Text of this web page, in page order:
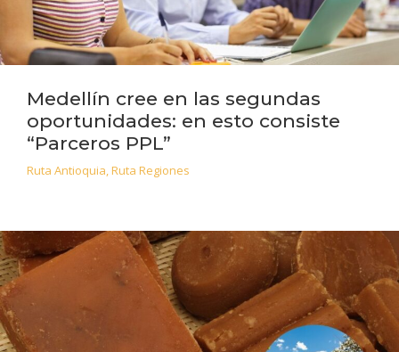
Medellín cree en las segundas
oportunidades: en esto consiste
“Parceros PPL”
Ruta Antioquia,Ruta Regiones